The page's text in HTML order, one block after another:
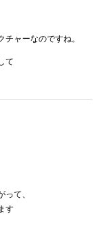
ャーなのですね。
て
て、
す